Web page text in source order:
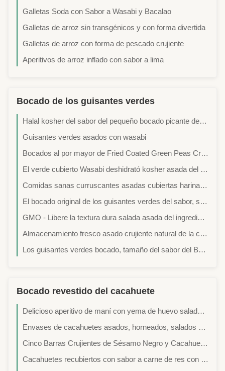
Galletas Soda con Sabor a Wasabi y Bacalao
Galletas de arroz sin transgénicos y con forma divertida
Galletas de arroz con forma de pescado crujiente
Aperitivos de arroz inflado con sabor a lima
Bocado de los guisantes verdes
Halal kosher del sabor del pequeño bocado picante de los guisantes verdes con los certificados médicos
Guisantes verdes asados ​​con wasabi
Bocados al por mayor de Fried Coated Green Peas Crispy del sabor de Hot&Spicy del vegano
El verde cubierto Wasabi deshidrató kosher asada del gas natural del bocado de los guisantes certificada
Comidas sanas curruscantes asadas cubiertas harina de la nutrición completa de los guisantes verdes del sabor del Wasabi
El bocado original de los guisantes verdes del sabor, seca los guisantes verdes asados buenos para el bazo
GMO - Libere la textura dura salada asada del ingrediente crudo seguro delicioso de los guisantes verdes
Almacenamiento fresco asado crujiente natural de la condición del ingrediente crudo seguro de los guisantes verdes
Los guisantes verdes bocado, tamaño del sabor del Bbq tamizado secaron las vitaminas de los guisantes del ajo contenidas
Bocado revestido del cacahuete
Delicioso aperitivo de maní con yema de huevo salada y sabor picante para una gran oferta
Envases de cacahuetes asados, horneados, salados y recubiertos
Cinco Barras Crujientes de Sésamo Negro y Cacahuete - Mezcla de Sésamo Negro, Goji Negro, Frijol Negro, Morera Negra, Arroz Negro
Cacahuetes recubiertos con sabor a carne de res con cinco especias BBQ